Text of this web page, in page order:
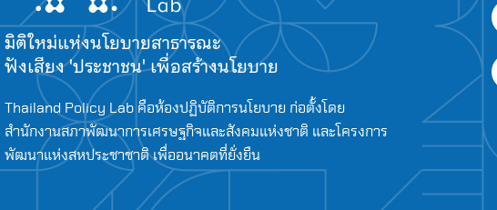
มิติใหม่แห่งนโยบายสาธารณะ
ฟังเสียง 'ประชาชน' เพื่อสร้างนโยบาย
Thailand Policy Lab คือห้องปฏิบัติการนโยบาย ก่อตั้งโดย
สำนักงานสภาพัฒนาการเศรษฐกิจและสังคมแห่งชาติ และโครงการ
พัฒนาแห่งสหประชาชาติ เพื่ออนาคตที่ยั่งยืน